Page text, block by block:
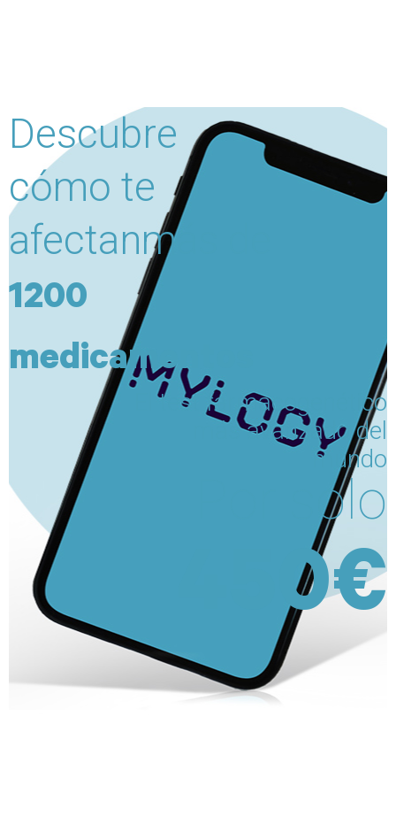
Descubre
cómo te
afectanmás de
1200
medicamentos
El test farmacogenético
más avanzadodel
mundo
Por sólo
450€